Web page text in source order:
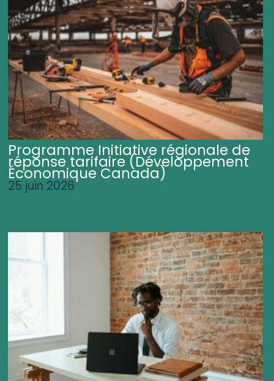
Programme Initiative régionale de
réponse tarifaire (Développement
Économique Canada)
25 juin 2026